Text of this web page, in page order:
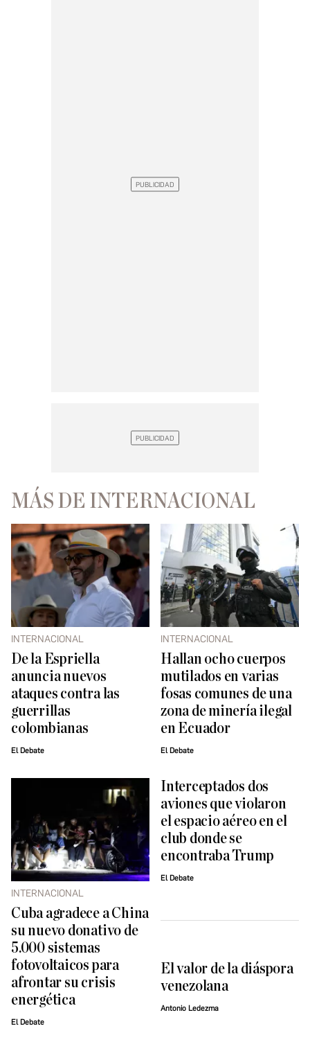
MÁS DE INTERNACIONAL
INTERNACIONAL
De la Espriella
anuncia nuevos
ataques contra las
guerrillas
colombianas
El Debate
INTERNACIONAL
Hallan ocho cuerpos
mutilados en varias
fosas comunes de una
zona de minería ilegal
en Ecuador
El Debate
INTERNACIONAL
Cuba agradece a China
su nuevo donativo de
5.000 sistemas
fotovoltaicos para
afrontar su crisis
energética
El Debate
Interceptados dos
aviones que violaron
el espacio aéreo en el
club donde se
encontraba Trump
El Debate
El valor de la diáspora
venezolana
Antonio Ledezma